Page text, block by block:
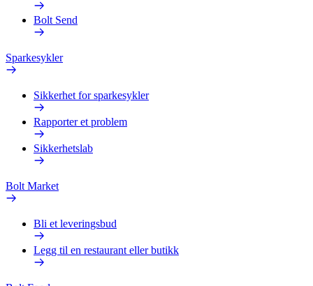
Bolt Send
Sparkesykler
Sikkerhet for sparkesykler
Rapporter et problem
Sikkerhetslab
Bolt Market
Bli et leveringsbud
Legg til en restaurant eller butikk